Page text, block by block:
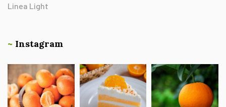
Linea Light
~ Instagram